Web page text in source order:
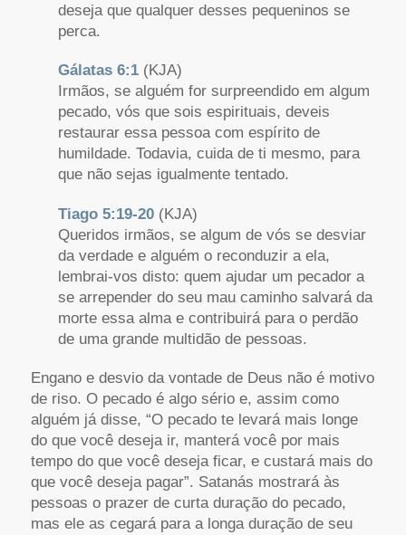
deseja que qualquer desses pequeninos se
perca.
Gálatas 6:1(KJA)
Irmãos, se alguém for surpreendido em algum
pecado, vós que sois espirituais, deveis
restaurar essa pessoa com espírito de
humildade. Todavia, cuida de ti mesmo, para
que não sejas igualmente tentado.
Tiago 5:19-20(KJA)
Queridos irmãos, se algum de vós se desviar
da verdade e alguém o reconduzir a ela,
lembrai-vos disto: quem ajudar um pecador a
se arrepender do seu mau caminho salvará da
morte essa alma e contribuirá para o perdão
de uma grande multidão de pessoas.
Engano e desvio da vontade de Deus não é motivo
de riso. O pecado é algo sério e, assim como
alguém já disse, “O pecado te levará mais longe
do que você deseja ir, manterá você por mais
tempo do que você deseja ficar, e custará mais do
que você deseja pagar”. Satanás mostrará às
pessoas o prazer de curta duração do pecado,
mas ele as cegará para a longa duração de seu